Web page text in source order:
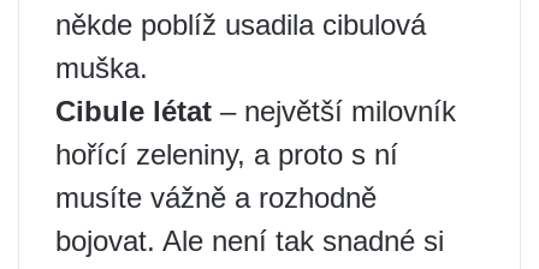
někde poblíž usadila cibulová
muška.
Cibule létat – největší milovník
hořící zeleniny, a proto s ní
musíte vážně a rozhodně
bojovat. Ale není tak snadné si